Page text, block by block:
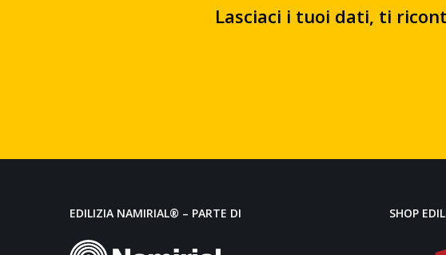
Lasciaci i tuoi dati, ti
EDILIZIA NAMIRIAL® – PARTE DI SHOP